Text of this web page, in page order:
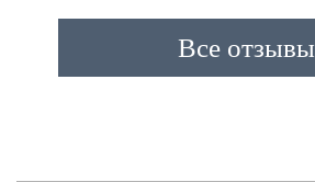
Все отзывы